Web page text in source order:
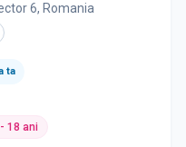
6, Romania
ta
18 ani